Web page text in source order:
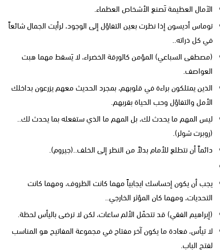
الآمال العظيمة تَصنع الأشخاص العظماء.
توماس أديسون إذا نظرت بعين التفاؤل إلى الوجود، لرأيت الجمال شائعاً
في كل ذراته..
(مصطفى السباعي) المؤمن كالورقة الخضراء، لا يَسقط مهما هبت
العواصف.
الذين يمتلكون براءة في قلوبهم، بمجرد الحديث معهم يزرعون بداخلك
الأمل والتفاؤل وحب الحياة بقربهم.
ليس المهم ما يحدث لك، بل المهم ما الذي ستفعله بما يحدث لك..
(روبرت شولر).
دائماً أن نتطلع للأمام بدلاً من النظر إلى الخلف..(جيروم).
يجب أن يكون إحساسك ايجابياً مهما كانت الظروف، ومهما كانت
التحديات، ومهما كان المؤثر الخارجي..
(إبراهيم الفقي) قد تتحمّل الألم ساعات، لكن لا ترضى باليأس لحظة.
لا تيأس، فعادة ما يكون آخر مفتاح في مجموعة المفاتيح هو المناسب
لفتح الباب.